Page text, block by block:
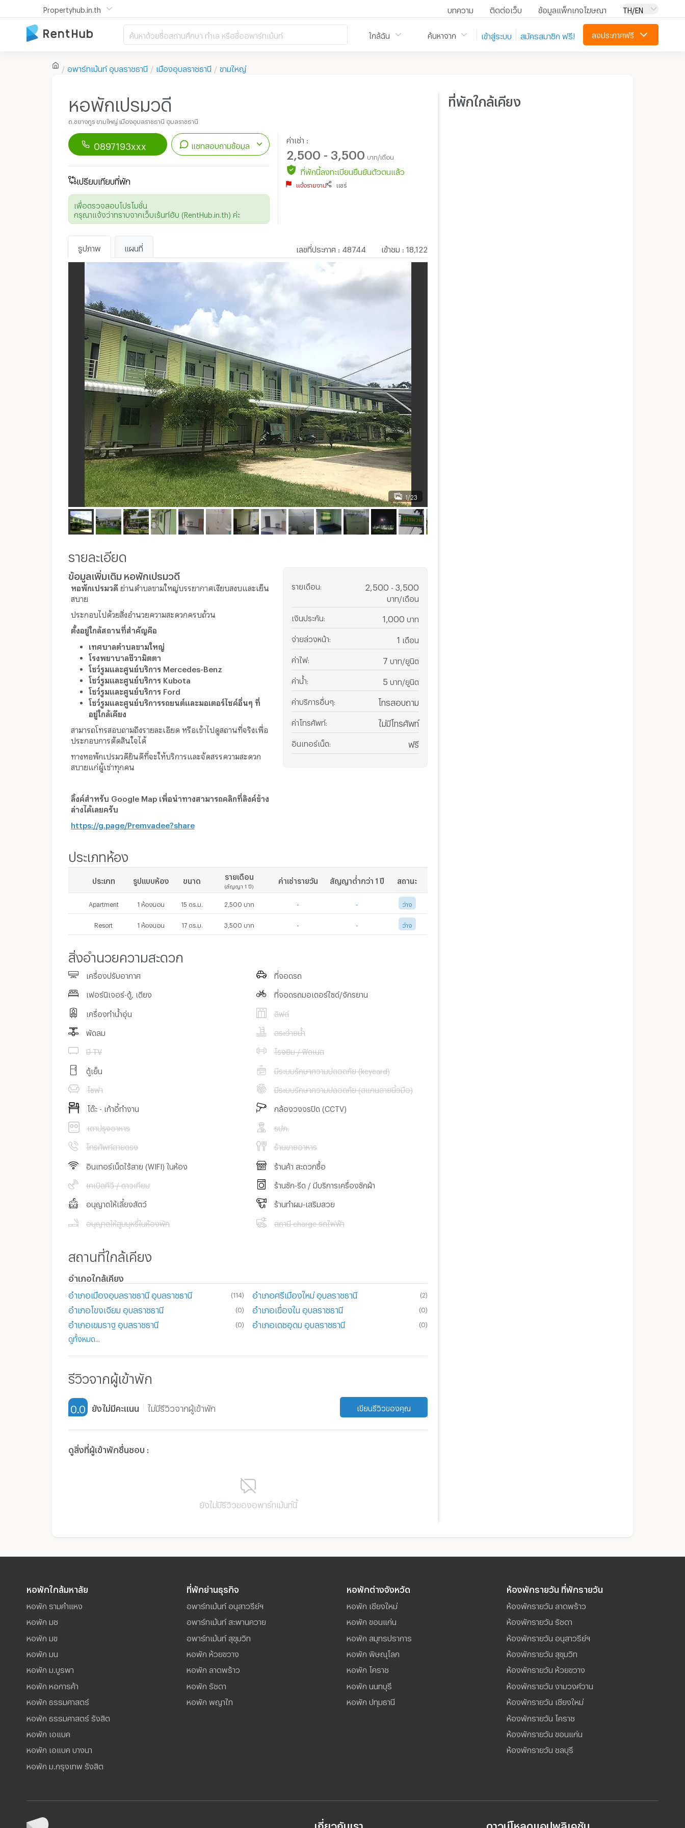
Propertyhub.in.th บทความ ติดต่อเว็บ ข้อมูลแพ็กเกจโฆษณา TH/EN
ค้นหาด้วยชื่อสถานศึกษา ทำเล หรือชื่ออพาร์ทเม้นท์ ใกล้ฉัน ค้นหาจาก เข้าสู่ระบบ สมัครสมาชิก ฟรี! ลงประกาศฟรี
อพาร์ทเม้นท์ อุบลราชธานี เมืองอุบลราชธานี ขามใหญ่
หอพักเปรมวดี
ถ.ชยางกูร ขามใหญ่ เมืองอุบลราชธานี อุบลราชธานี
0897193xxx แชทสอบถามข้อมูล
เพื่อเริ่มแชทกับอพาร์ทเม้นท์นี้
เปรียบเทียบที่พัก
เพื่อตรวจสอบโปรโมชั่น
กรุณาแจ้งว่าทราบจากเว็บเร้นท์ฮับ (RentHub.in.th) ค่ะ
ค่าเช่า :
2,500 - 3,500 บาท/เดือน
ที่พักนี้ลงทะเบียนยืนยันตัวตนแล้ว
แจ้งรายงาน แชร์
เลขที่ประกาศ 48744 เข้าชม 18,122
รูปภาพ แผนที่
1/23
รายละเอียด
ข้อมูลเพิ่มเติม หอพักเปรมวดี
หอพักเปรมวดี ย่านตำบลขามใหญ่บรรยากาศเงียบสงบและเย็น
สบาย
ประกอบไปด้วยสิ่งอำนวยความสะดวกครบถ้วน
ตั้งอยู่ใกล้สถานที่สำคัญคือ
เทศบาลตำบลขามใหญ่
โรงพยาบาลชีวามิตตา
โชว์รูมและศูนย์บริการ Mercedes-Benz
โชว์รูมและศูนย์บริการ Kubota
โชว์รูมและศูนย์บริการ Ford
โชว์รูมและศูนย์บริการรถยนต์และมอเตอร์ไซค์อื่นๆ ที่
อยู่ใกล้เคียง
สามารถโทรสอบถามถึงรายละเอียด หรือเข้าไปดูสถานที่จริงเพื่อ
ประกอบการตัดสินใจได้
ทางหอพักเปรมวดียินดีที่จะให้บริการและจัดสรรความสะดวก
สบายแก่ผู้เช่าทุกคน
ลิ้งค์สำหรับ Google Map เพื่อนำทางสามารถคลิกที่ลิงค์ข้าง
ล่างได้เลยครับ
https://g.page/Premvadee?share
รายเดือน 2,500 - 3,500
บาท/เดือน
เงินประกัน 1,000 บาท
จ่ายล่วงหน้า 1 เดือน
ค่าไฟ: 7 บาท/ยูนิต
ค่าน้ำ 5 บาท/ยูนิต
ค่าบริการอื่นๆ โทรสอบถาม
ค่าโทรศัพท์: ไม่มีโทรศัพท์
อินเทอร์เน็ต ฟรี
ประเภทห้อง
ประเภท รูปแบบห้อง ขนาด
รายเดือน
(สัญญา 1 ปี)
ค่าเช่ารายวัน สัญญาต่ำกว่า 1 ปี สถานะ
Apartment 1 ห้องนอน 15 ตร.ม. 2,500 บาท ว่าง
Resort 1 ห้องนอน 17 ตร.ม. 3,500 บาท ว่าง
สิ่งอำนวยความสะดวก
เครื่องปรับอากาศ
เฟอร์นิเจอร์-ตู้, เตียง
เครื่องทำน้ำอุ่น
พัดลม
มี TV
ตู้เย็น
โซฟา
โต๊ะ - เก้าอี้ทำงาน
เตาปรุงอาหาร
โทรศัพท์สายตรง
อินเทอร์เน็ตไร้สาย (WIFI) ในห้อง
เคเบิลทีวี / ดาวเทียม
อนุญาตให้เลี้ยงสัตว์
อนุญาตให้สูบบุหรี่ในห้องพัก
ที่จอดรถ
ที่จอดรถมอเตอร์ไซด์/จักรยาน
ลิฟต์
สระว่ายน้ำ
โรงยิม / ฟิตเนส
มีระบบรักษาความปลอดภัย (keycard)
มีระบบรักษาความปลอดภัย (สแกนลายนิ้วมือ)
กล้องวงจรปิด (CCTV)
รปภ.
ร้านขายอาหาร
ร้านค้า สะดวกซื้อ
ร้านซัก-รีด / มีบริการเครื่องซักผ้า
ร้านทำผม-เสริมสวย
สถานี charge รถไฟฟ้า
สถานที่ใกล้เคียง
อำเภอใกล้เคียง
อำเภอเมืองอุบลราชธานี อุบลราชธานี (114 ) อำเภอศรีเมืองใหม่ อุบลราชธานี (2)
อำเภอโขงเจียม อุบลราชธานี (0) อำเภอเขื่องใน อุบลราชธานี (0)
อำเภอเขมราฐ อุบลราชธานี (0) อำเภอเดชอุดม อุบลราชธานี (0)
ดูทั้งหมด...
รีวิวจากผู้เข้าพัก
0.0 ยังไม่มีคะแนน ไม่มีรีวิวจากผู้เข้าพัก เขียนรีวิวของคุณ
ดูสิ่งที่ผู้เข้าพักชื่นชอบ :
ยังไม่มีรีวิวของอพาร์ทเม้นท์นี้
ที่พักใกล้เคียง
หอพักใกล้มหาลัย
หอพัก รามคำแหง
หอพัก มช
หอพัก มข
หอพัก มน
หอพัก ม.บูรพา
หอพัก หอการค้า
หอพัก ธรรมศาสตร์
หอพัก ธรรมศาสตร์ รังสิต
หอพัก เอแบค
หอพัก เอแบค บางนา
หอพัก ม.กรุงเทพ รังสิต
ที่พักย่านธุรกิจ
อพาร์ทเม้นท์ อนุสาวรีย์ฯ
อพาร์ทเม้นท์ สะพานควาย
อพาร์ทเม้นท์ สุขุมวิท
หอพัก ห้วยขวาง
หอพัก ลาดพร้าว
หอพัก รัชดา
หอพัก พญาไท
หอพักต่างจังหวัด
หอพัก เชียงใหม่
หอพัก ขอนแก่น
หอพัก สมุทรปราการ
หอพัก พิษณุโลก
หอพัก โคราช
หอพัก นนทบุรี
หอพัก ปทุมธานี
ห้องพักรายวัน ที่พักรายวัน
ห้องพักรายวัน ลาดพร้าว
ห้องพักรายวัน รัชดา
ห้องพักรายวัน อนุสาวรีย์ฯ
ห้องพักรายวัน สุขุมวิท
ห้องพักรายวัน ห้วยขวาง
ห้องพักรายวัน งามวงศ์วาน
ห้องพักรายวัน เชียงใหม่
ห้องพักรายวัน โคราช
ห้องพักรายวัน ขอนแก่น
ห้องพักรายวัน ชลบุรี
เกี่ยวกับเรา ดาวน์โหลดแอปพลิเคชัน